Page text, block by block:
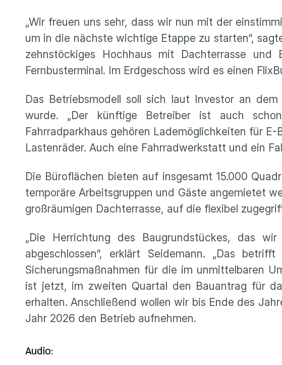
„Wir freuen uns sehr, dass wir nun mit der
um in die nächste wichtige Etappe zu starten“,
zehnstöckiges Hochhaus mit Dachterrasse
Fernbusterminal. Im Erdgeschoss wird es einen
Das Betriebsmodell soll sich laut Investor an
wurde. „Der künftige Betreiber ist auch
Fahrradparkhaus gehören Lademöglichkeiten für
Lastenräder. Auch eine Fahrradwerkstatt und ein
Die Büroflächen bieten auf insgesamt 15.000
temporäre Arbeitsgruppen und Gäste angemietet
großräumigen Dachterrasse, auf die flexibel
„Die Herrichtung des Baugrundstückes, das
abgeschlossen“, erklärt Seidemann. „Das
Sicherungsmaßnahmen für die im unmittelbaren
ist jetzt, im zweiten Quartal den Bauantrag für
erhalten. Anschließend wollen wir bis Ende des
Jahr 2026 den Betrieb aufnehmen.
Audio: